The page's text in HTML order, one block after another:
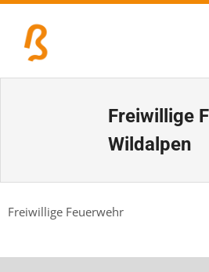
Freiwillige
Wildalpen
Freiwillige Feuerwehr